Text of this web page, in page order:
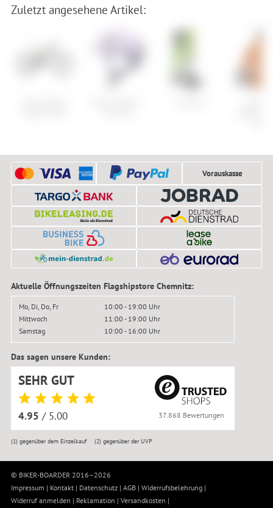
Zuletzt angesehene Artikel:
Vorauskasse
Aktuelle Öffnungszeiten Flagshipstore Chemnitz:
Mo, Di, Do, Fr
10:00 - 19:00 Uhr
Mittwoch
11:00 - 19:00 Uhr
Samstag
10:00 - 16:00 Uhr
Das sagen unsere Kunden:
SEHR GUT
4.95 / 5.00 37.868 Bewertungen
(1)gegenüber dem Einzelkauf (2) gegenüber der UVP
© BIKER-BOARDER 2016–2026
Impressum | Kontakt | Datenschutz | AGB | Widerrufsbelehrung |
Widerruf anmelden | Reklamation | Versandkosten |